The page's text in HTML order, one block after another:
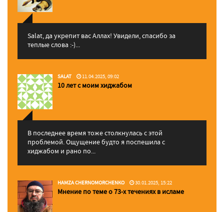
Salat, да укрепит вас Аллаx! Увидели, спасибо за
теплые слова :-)...
SALAT 11.04.2025, 09:02
10 лет с моим хиджабом
В последнее время тоже столкнулась с этой
проблемой. Ощущение будто я поспешила с
хиджабом и рано по...
HAMZA CHERNOMORCHENKO 30.01.2025, 15:22
Мнение по теме о 73-х течениях в исламе